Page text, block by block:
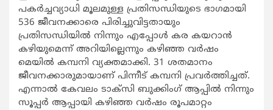
പകര്‍ച്ചവ്യാധി മൂലമുള്ള പ്രതിസന്ധിയുടെ ഭാഗമായി
536 ജീവനക്കാരെ പിരിച്ചുവിട്ടതായും
പ്രതിസന്ധിയില്‍ നിന്നും എപ്പോള്‍ കര കയറാന്‍
കഴിയുമെന്ന് അറിയില്ലെന്നും കഴിഞ്ഞ വര്‍ഷം
മെയില്‍ കമ്പനി വ്യക്തമാക്കി. 31 ശതമാനം
ജീവനക്കാരുമായാണ് പിന്നീട് കമ്പനി പ്രവര്‍ത്തിച്ചത്.
എന്നാല്‍ കേവലം ടാക്‌സി ബുക്കിംഗ് ആപ്പില്‍ നിന്നും
സൂപ്പര്‍ ആപ്പായി കഴിഞ്ഞ വര്‍ഷം രൂപമാറ്റം